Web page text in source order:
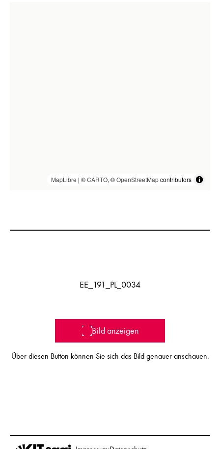
MapLibre | ©CARTO, ©OpenStreetMapcontributors
EE_191_PL_0034
Bild anzeigen
Über diesen Button können Sie sich das Bild genauer anschauen.